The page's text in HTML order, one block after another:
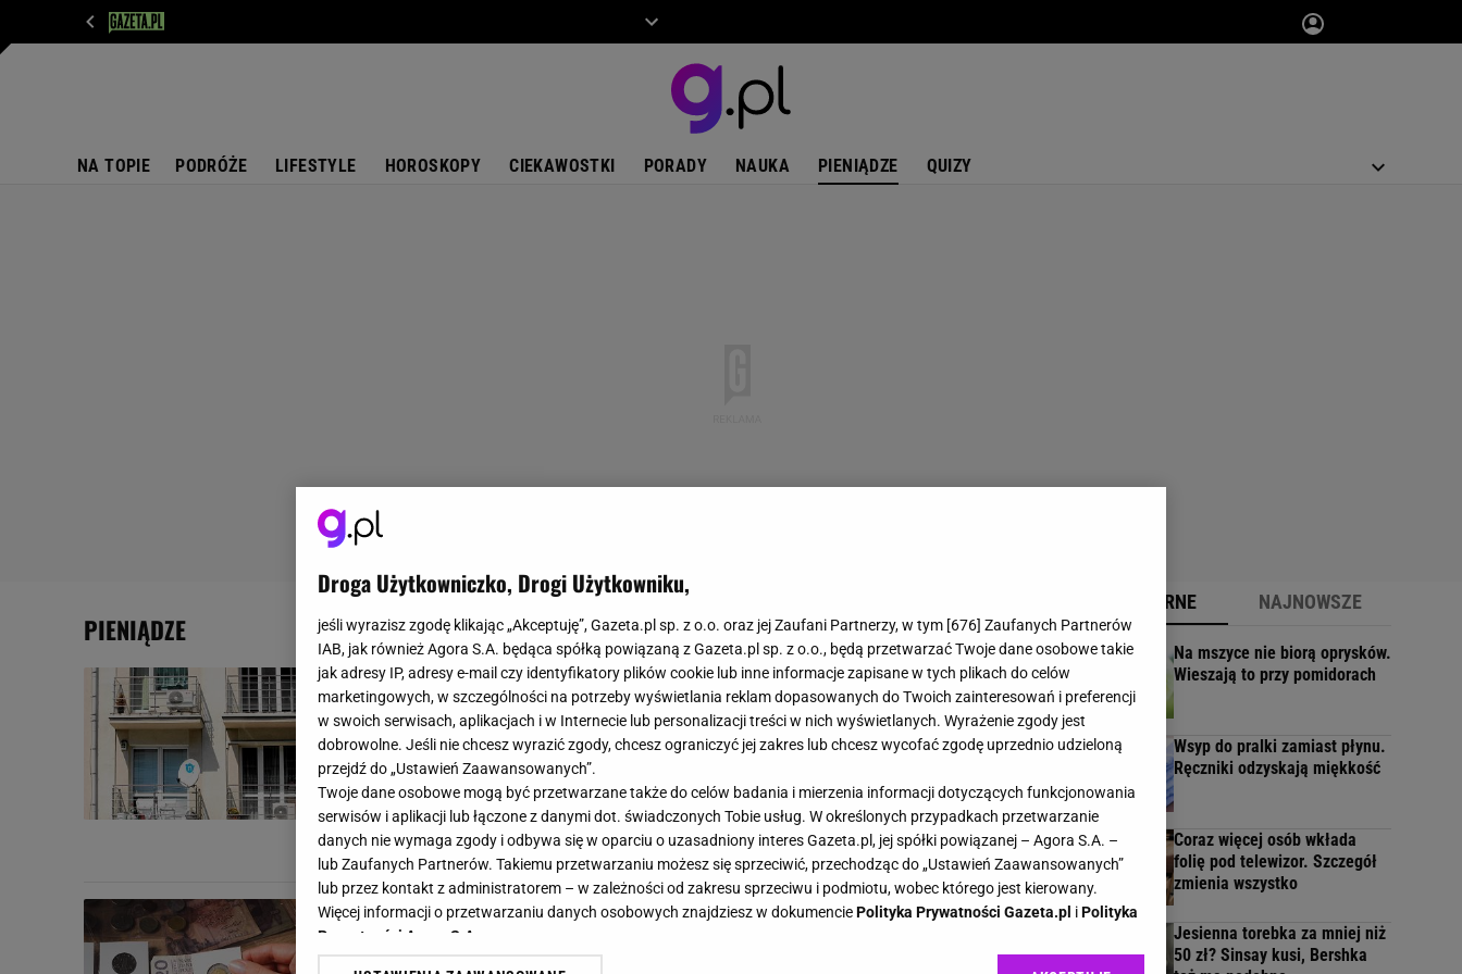
NA TOPIE PODRÓŻE LIFESTYLE HOROSKOPY CIEKAWOSTKI PORADY NAUKA PIENIĄDZE QUIZY
PIENIĄDZE
Klimatyzacja latem nie zrujnuje budżetu. Tyle kosztuje godzina
chłodzenia
Klimatyzacja kojarzy się z wysokimi rachunkami za prąd, ale rzeczywistość
wygląda inaczej. W wielu przypadkach godzina chłodzenia kosztuje mniej, niż
można się spodziewać.
Karolina Kraushar,4 SIERPNIA 2026, 06:04
Ta moneta z PRL-u jest dziś warta fortunę. Za jeden egzemplarz
POPULARNE NAJNOWSZE
Na mszyce nie biorą oprysków.
Wieszają to przy pomidorach
Wsyp do pralki zamiast płynu.
Ręczniki odzyskają miękkość
Coraz więcej osób wkłada
folię pod telewizor. Szczegół
zmienia wszystko
Jesienna torebka za mniej niż
50 zł? Sinsay kusi, Bershka
Droga Użytkowniczko, Drogi Użytkowniku,
jeśli wyrazisz zgodę klikając „Akceptuję”, Gazeta.pl sp. z o.o. oraz jej Zaufani Partnerzy, w tym [676] Zaufanych Partnerów
IAB, jak również Agora S.A. będąca spółką powiązaną z Gazeta.pl sp. z o.o., będą przetwarzać Twoje dane osobowe takie
jak adresy IP, adresy e-mail czy identyfikatory plików cookie lub inne informacje zapisane w tych plikach do celów
marketingowych, w szczególności na potrzeby wyświetlania reklam dopasowanych do Twoich zainteresowań i preferencji
w swoich serwisach, aplikacjach i w Internecie lub personalizacji treści w nich wyświetlanych. Wyrażenie zgody jest
dobrowolne. Jeśli nie chcesz wyrazić zgody, chcesz ograniczyć jej zakres lub chcesz wycofać zgodę uprzednio udzieloną
przejdź do „Ustawień Zaawansowanych”.
Twoje dane osobowe mogą być przetwarzane także do celów badania i mierzenia informacji dotyczących funkcjonowania
serwisów i aplikacji lub łączone z danymi dot. świadczonych Tobie usług. W określonych przypadkach przetwarzanie
danych nie wymaga zgody i odbywa się w oparciu o uzasadniony interes Gazeta.pl, jej spółki powiązanej – Agora S.A. –
lub Zaufanych Partnerów. Takiemu przetwarzaniu możesz się sprzeciwić, przechodząc do „Ustawień Zaawansowanych”
lub przez kontakt z administratorem – w zależności od zakresu sprzeciwu i podmiotu, wobec którego jest kierowany.
Więcej informacji o przetwarzaniu danych osobowych znajdziesz w dokumenciePolityka Prywatności Gazeta.pl iPolityka
Prywatności Agora S.A.